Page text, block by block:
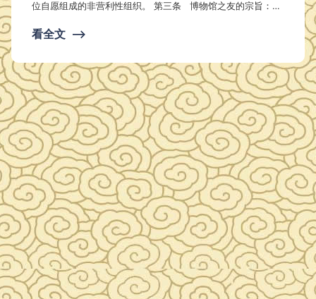
位自愿组成的非营利性组织。 第三条 博物馆之友的宗旨：加
教育的职能，提高区域文化发展的凝聚力和影响力，推动地区
社团登记机关的业务指导及监督管理。 …
看全文 ⟶